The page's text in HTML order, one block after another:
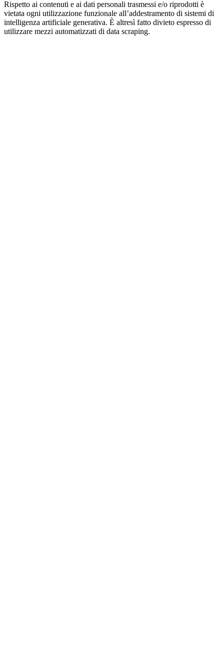
Rispetto ai contenuti e ai dati personali trasmessi e/o riprodotti è
vietata ogni utilizzazione funzionale all’addestramento di sistemi di
intelligenza artificiale generativa. È altresì fatto divieto espresso di
utilizzare mezzi automatizzati di data scraping.